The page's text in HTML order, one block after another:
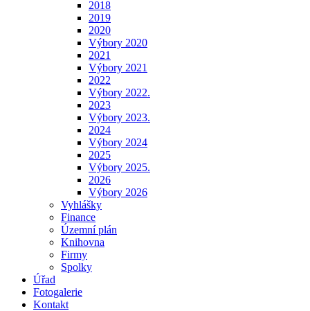
2018
2019
2020
Výbory 2020
2021
Výbory 2021
2022
Výbory 2022.
2023
Výbory 2023.
2024
Výbory 2024
2025
Výbory 2025.
2026
Výbory 2026
Vyhlášky
Finance
Územní plán
Knihovna
Firmy
Spolky
Úřad
Fotogalerie
Kontakt